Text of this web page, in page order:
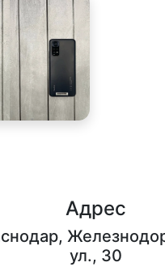
Адрес
ул., 30